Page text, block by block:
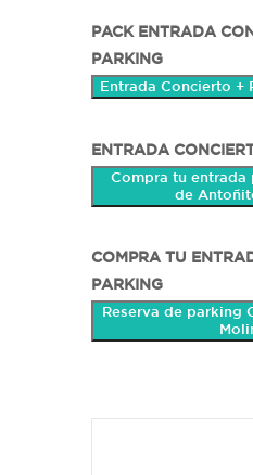
PACK ENTRADA
PARKING
Entrada Concierto +
ENTRADA
Compra tu entrada
de
COMPRA TU
PARKING
Reserva de parking